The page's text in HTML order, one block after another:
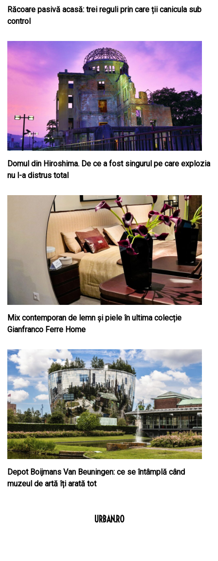
Răcoare pasivă acasă: trei reguli prin care ții canicula sub
control
Domul din Hiroshima. De ce a fost singurul pe care explozia
nu l-a distrus total
Mix contemporan de lemn şi piele în ultima colecție
Gianfranco Ferre Home
Depot Boijmans Van Beuningen: ce se întâmplă când
muzeul de artă îți arată tot
URBAN.RO